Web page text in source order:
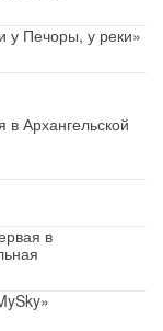
у Печоры, у реки»
Архангельской
в